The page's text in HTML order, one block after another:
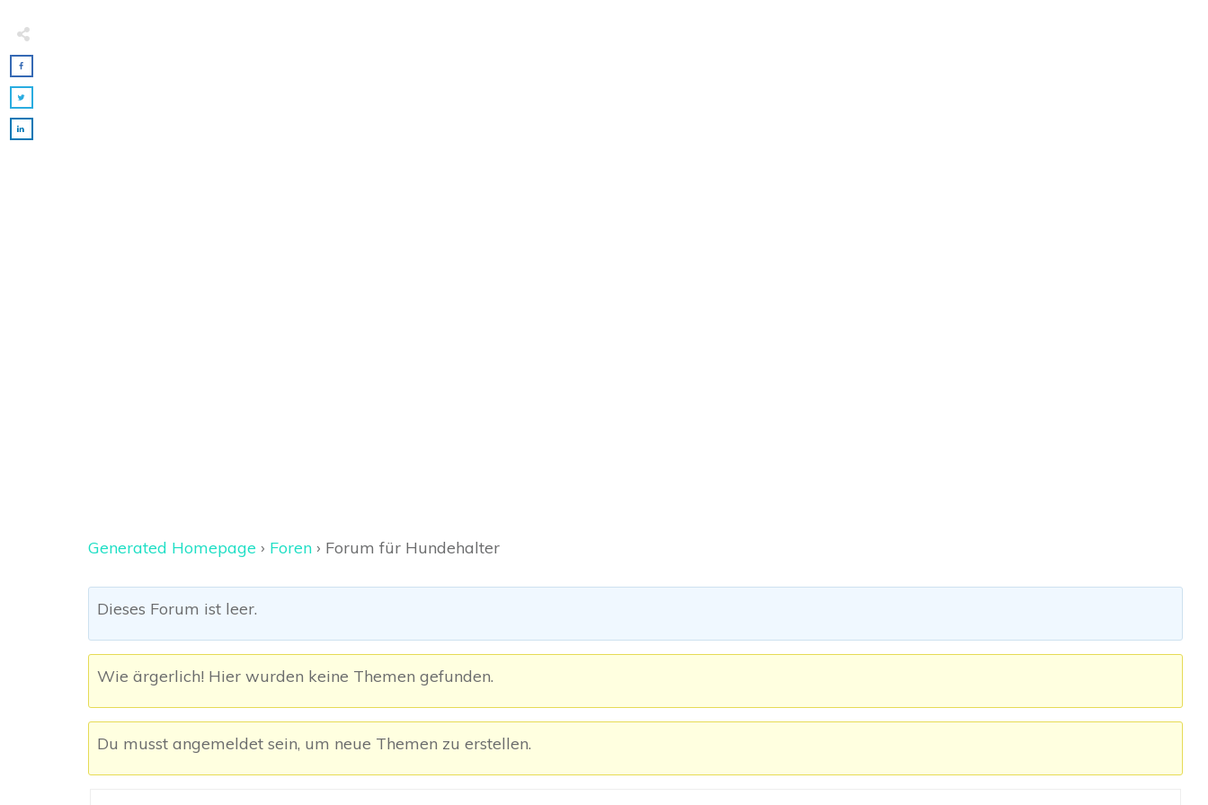
Generated Homepage › Foren › Forum für Hundehalter
Dieses Forum ist leer.
Wie ärgerlich! Hier wurden keine Themen gefunden.
Du musst angemeldet sein, um neue Themen zu erstellen.